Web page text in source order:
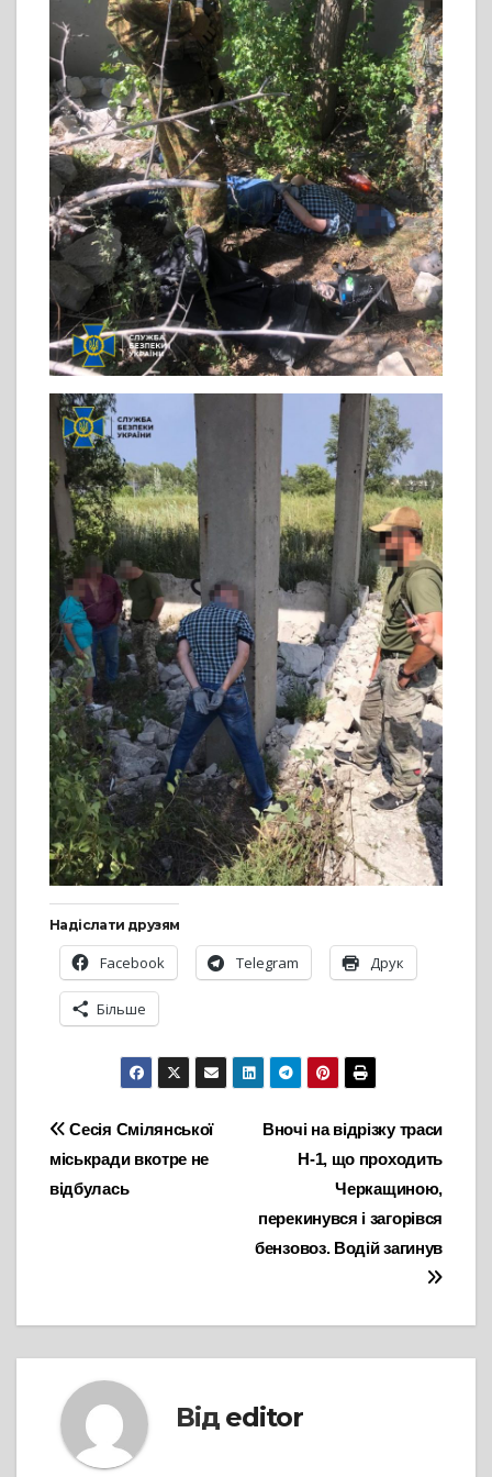
Надіслати друзям
Facebook Telegram Друк
Більше
Навігація
записів
Вночі на відрізку траси
Н-1, що проходить
Черкащиною,
перекинувся і загорівся
бензовоз. Водій загинув
Сесія Смілянської
міськради вкотре не
відбулась
Від editor